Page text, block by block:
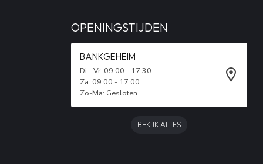
OPENINGSTIJDEN
BANKGEHEIM
Di - Vr: 09:00 - 17:30
Za: 09:00 - 17:00
Zo-Ma: Gesloten
BEKIJK ALLES